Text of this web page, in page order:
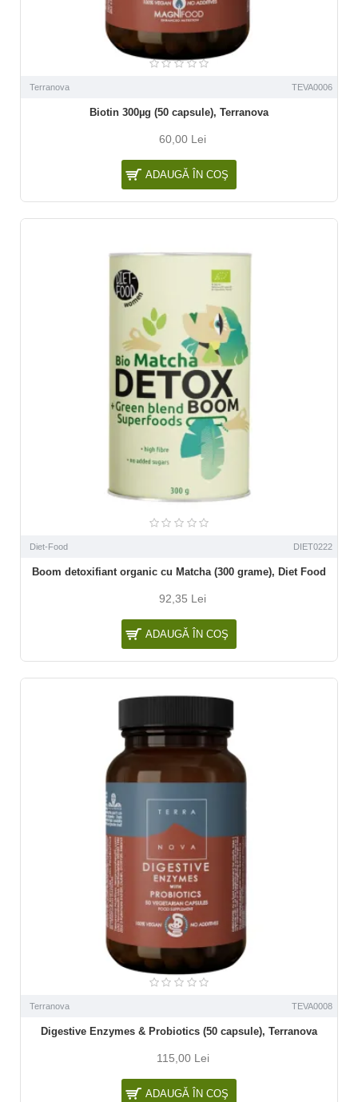
Terranova TEVA0006
Biotin 300µg (50 capsule), Terranova
60,00 Lei
ADAUGĂ ÎN COŞ
Diet-Food DIET0222
Boom detoxifiant organic cu Matcha (300 grame), Diet Food
92,35 Lei
ADAUGĂ ÎN COŞ
Terranova TEVA0008
Digestive Enzymes & Probiotics (50 capsule), Terranova
115,00 Lei
ADAUGĂ ÎN COŞ